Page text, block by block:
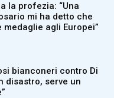
la profezia: “Una
mi ha detto che
medaglie agli Europei”
bianconeri contro Di
disastro, serve un